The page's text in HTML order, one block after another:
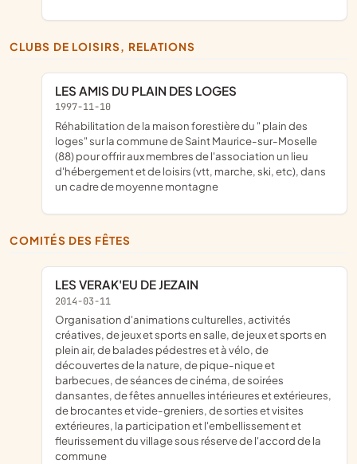
CLUBS DE LOISIRS, RELATIONS
LES AMIS DU PLAIN DES LOGES
1997-11-10
réhabilitation de la maison forestière du " plain des
loges" sur la commune de Saint Maurice-sur-Moselle
(88) pour offrir aux membres de l'association un lieu
d'hébergement et de loisirs (vtt, marche, ski, etc), dans
un cadre de moyenne montagne
COMITÉS DES FÊTES
LES VERAK'EU DE JEZAIN
2014-03-11
organisation d'animations culturelles, activités
créatives, de jeux et sports en salle, de jeux et sports en
plein air, de balades pédestres et à vélo, de
découvertes de la nature, de pique-nique et
barbecues, de séances de cinéma, de soirées
dansantes, de fêtes annuelles intérieures et extérieures,
de brocantes et vide-greniers, de sorties et visites
extérieures, la participation et l'embellissement et
fleurissement du village sous réserve de l'accord de la
commune